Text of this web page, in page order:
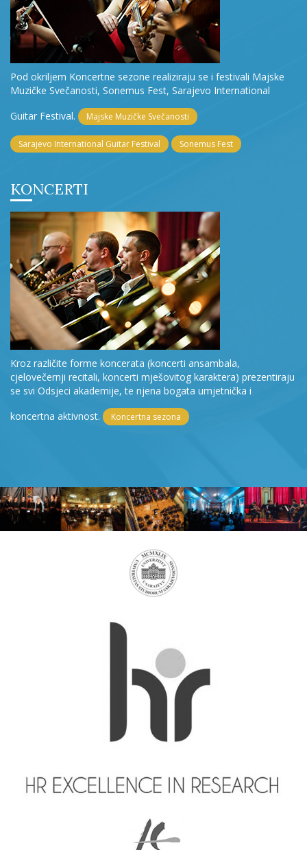
Pod okriljem Koncertne sezone realiziraju se i festivali Majske
Muzičke Svečanosti, Sonemus Fest, Sarajevo International
Guitar Festival.
Majske Muzičke Svečanosti
Sarajevo International Guitar Festival Sonemus Fest
KONCERTI
Kroz različite forme koncerata (koncerti ansambala,
cjelovečernji recitali, koncerti mješovitog karaktera) prezentiraju
se svi Odsjeci akademije, te njena bogata umjetnička i
koncertna aktivnost.
Koncertna sezona